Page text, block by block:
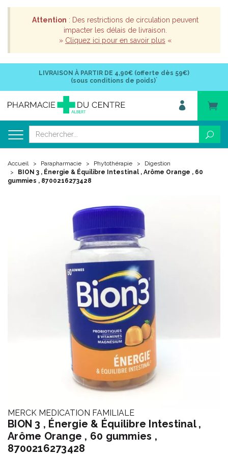
Attention : Des restrictions de circulation peuvent
impacter les délais de livraison.
» Cliquez ici pour en savoir plus «
LIVRAISON À PARTIR DE 4,90€ (offerte dès 59€)
(sous conditions de poids)*
Accueil Parapharmacie Phytothérapie
Digestion
BION 3 , Énergie & Équilibre Intestinal , Arôme Orange , 60
gummies , 8700216273428
MERCK MEDICATION FAMILIALE
BION 3 , Énergie & Équilibre Intestinal ,
Arôme Orange , 60 gummies ,
8700216273428